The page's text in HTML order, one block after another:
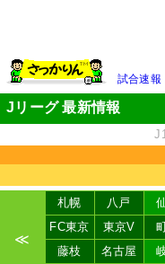
試合速報
Jリーグ 最新情報
≪
札幌 八戸
FC東京
東京V
藤枝
名古屋